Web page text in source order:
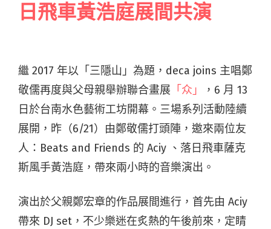
日飛車黃浩庭展間共演
繼 2017 年以「三隱山」為題，deca joins 主唱鄭
敬儒再度與父母親舉辦聯合畫展 「众」
，6 月 13
日於台南水色藝術工坊開幕。三場系列活動陸續
展開，昨（6/21）由鄭敬儒打頭陣，邀來兩位友
人：Beats and Friends 的 Aciy 、落日飛車薩克
斯風手黃浩庭，帶來兩小時的音樂演出。
演出於父親鄭宏章的作品展間進行，首先由 Aciy
帶來 DJ set，不少樂迷在炙熱的午後前來，定睛